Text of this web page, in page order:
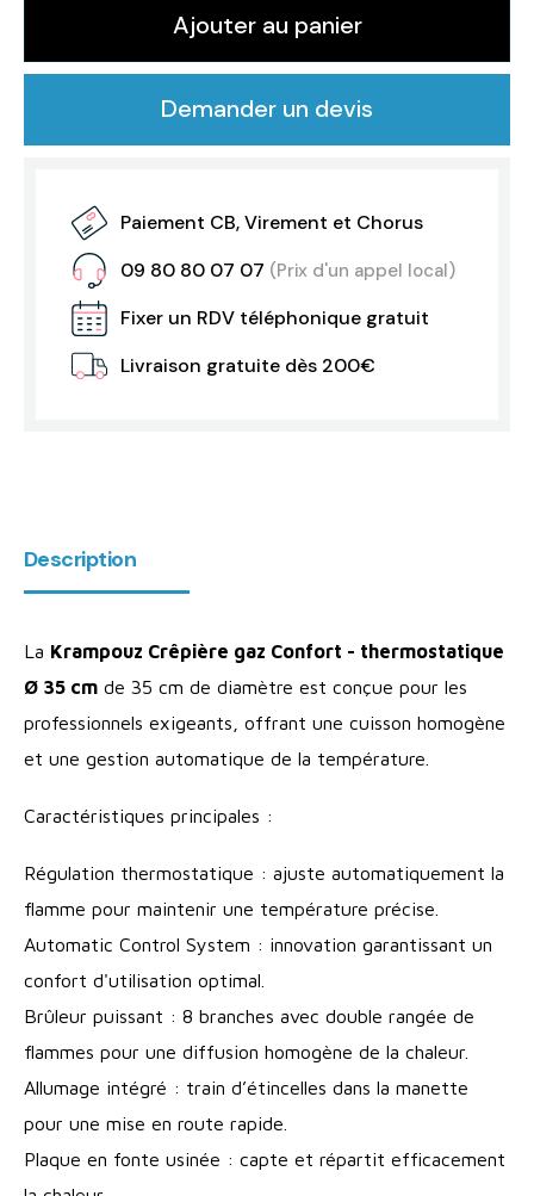
Ajouter au panier
Demander un devis
Paiement CB, Virement et Chorus
09 80 80 07 07 (Prix d'un appel local)
Fixer un RDV téléphonique gratuit
Livraison gratuite dès 200€
Description
La Krampouz Crêpière gaz Confort - thermostatique
Ø 35 cmde 35 cm de diamètre est conçue pour les
professionnels exigeants, offrant une cuisson homogène
et une gestion automatique de la température.
Caractéristiques principales :
Régulation thermostatique : ajuste automatiquement la
flamme pour maintenir une température précise.
Automatic Control System : innovation garantissant un
confort d'utilisation optimal.
Brûleur puissant : 8 branches avec double rangée de
flammes pour une diffusion homogène de la chaleur.
Allumage intégré : train d’étincelles dans la manette
pour une mise en route rapide.
Plaque en fonte usinée : capte et répartit efficacement